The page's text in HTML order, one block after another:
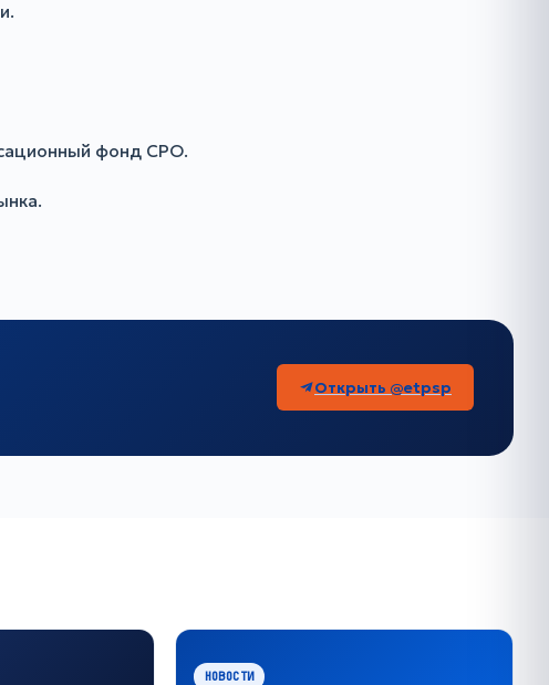
фонд СРО.
Открыть @etpsp
НОВОСТИ